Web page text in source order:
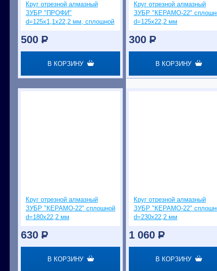
Круг отрезной алмазный
ЗУБР "ПРОФИ"
d=125х1,1х22,2 мм, сплошной
500 P
В КОРЗИНУ
Круг отрезной алмазный
ЗУБР "КЕРАМО-22"
d=125х22,2 мм
300 P
В КОРЗИНУ
Круг отрезной алмазный
ЗУБР "КЕРАМО-22" сплошной
d=180х22,2 мм
630 P
В КОРЗИНУ
Круг отрезной алмазный
ЗУБР "КЕРАМО-22"
d=230х22,2 мм
1 060 P
В КОРЗИНУ